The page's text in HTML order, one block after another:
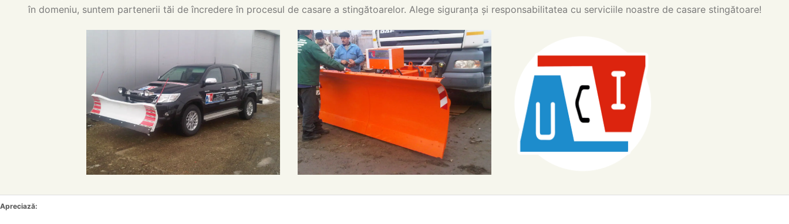
în domeniu, suntem partenerii tăi de încredere în procesul de casare a stingătoarelor. Alege siguranța și responsabilitatea cu serviciile noastre de casare stingătoare!
Apreciază: